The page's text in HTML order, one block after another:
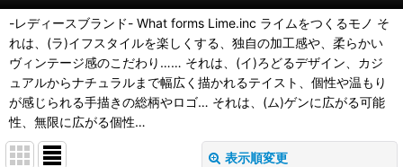
-レディースブランド- What forms Lime.inc ライムをつくるモノ そ
れは、(ラ)イフスタイルを楽しくする、独自の加工感や、柔らかい
ヴィンテージ感のこだわり…… それは、(イ)ろどるデザイン、カジ
ュアルからナチュラルまで幅広く描かれるテイスト、個性や温もり
が感じられる手描きの総柄やロゴ… それは、(ム)ゲンに広がる可能
性、無限に広がる個性…
表示順変更